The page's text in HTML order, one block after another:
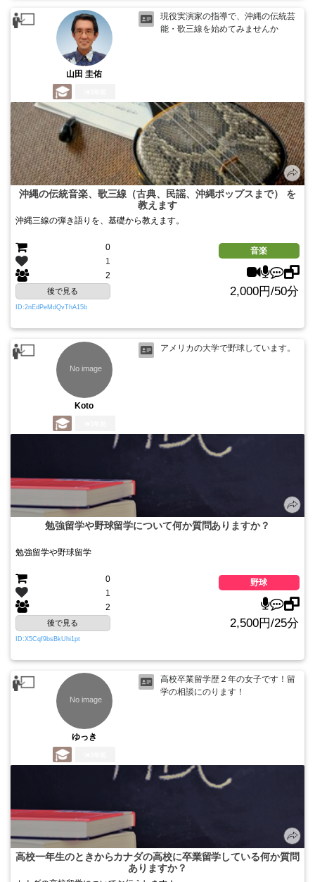
山田 圭佑
現役実演家の指導で、沖縄の伝統芸
能・歌三線を始めてみませんか
沖縄の伝統音楽、歌三線（古典、民謡、沖縄ポップスまで） を
教えます
沖縄三線の弾き語りを、基礎から教えます。
0
1
2
音楽
後で見る 2,000円/50分
ID:2nEdPeMdQvThA15b
Koto
アメリカの大学で野球しています。
勉強留学や野球留学について何か質問ありますか？
勉強留学や野球留学
0
1
2
野球
後で見る 2,500円/25分
ID:X5Cqf9bsBkUhi1pt
ゆっき
高校卒業留学歴２年の女子です！留
学の相談にのります！
高校一年生のときからカナダの高校に卒業留学している何か質問
ありますか？